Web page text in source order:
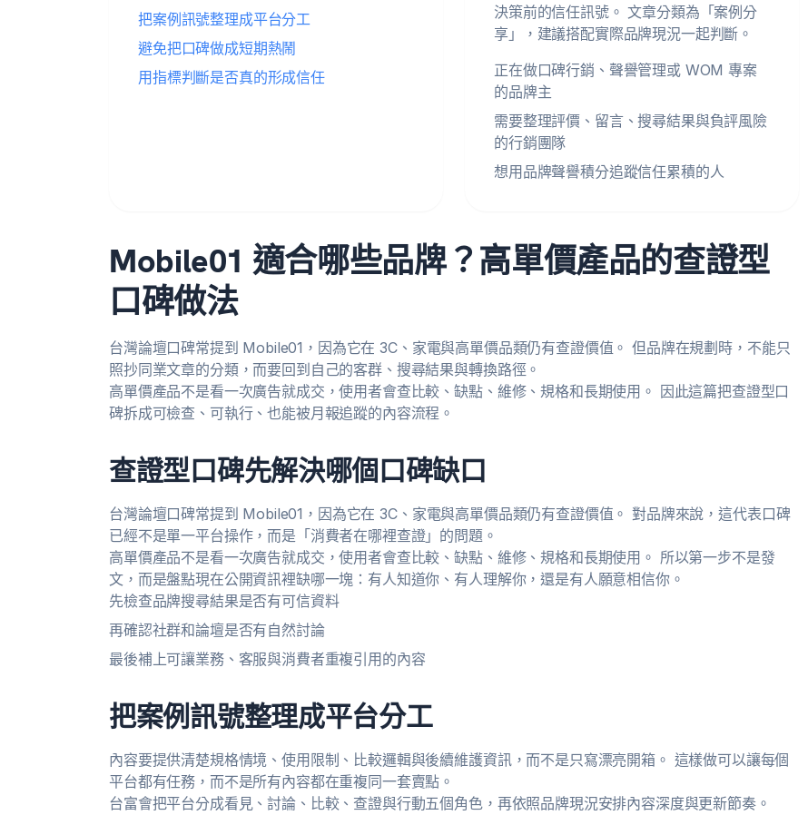
把案例訊號整理成平台分工
避免把口碑做成短期熱鬧
用指標判斷是否真的形成信任
決策前的信任訊號。 文章分類為「案例分
享」，建議搭配實際品牌現況一起判斷。
正在做口碑行銷、聲譽管理或 WOM 專案
的品牌主
需要整理評價、留言、搜尋結果與負評風險
的行銷團隊
想用品牌聲譽積分追蹤信任累積的人
Mobile01 適合哪些品牌？高單價產品的查證型
口碑做法
台灣論壇口碑常提到 Mobile01，因為它在 3C、家電與高單價品類仍有查證價值。 但品牌在規劃時，不能只
照抄同業文章的分類，而要回到自己的客群、搜尋結果與轉換路徑。
高單價產品不是看一次廣告就成交，使用者會查比較、缺點、維修、規格和長期使用。 因此這篇把查證型口
碑拆成可檢查、可執行、也能被月報追蹤的內容流程。
查證型口碑先解決哪個口碑缺口
台灣論壇口碑常提到 Mobile01，因為它在 3C、家電與高單價品類仍有查證價值。 對品牌來說，這代表口碑
已經不是單一平台操作，而是「消費者在哪裡查證」的問題。
高單價產品不是看一次廣告就成交，使用者會查比較、缺點、維修、規格和長期使用。 所以第一步不是發
文，而是盤點現在公開資訊裡缺哪一塊：有人知道你、有人理解你，還是有人願意相信你。
先檢查品牌搜尋結果是否有可信資料
再確認社群和論壇是否有自然討論
最後補上可讓業務、客服與消費者重複引用的內容
把案例訊號整理成平台分工
內容要提供清楚規格情境、使用限制、比較邏輯與後續維護資訊，而不是只寫漂亮開箱。 這樣做可以讓每個
平台都有任務，而不是所有內容都在重複同一套賣點。
台富會把平台分成看見、討論、比較、查證與行動五個角色，再依照品牌現況安排內容深度與更新節奏。